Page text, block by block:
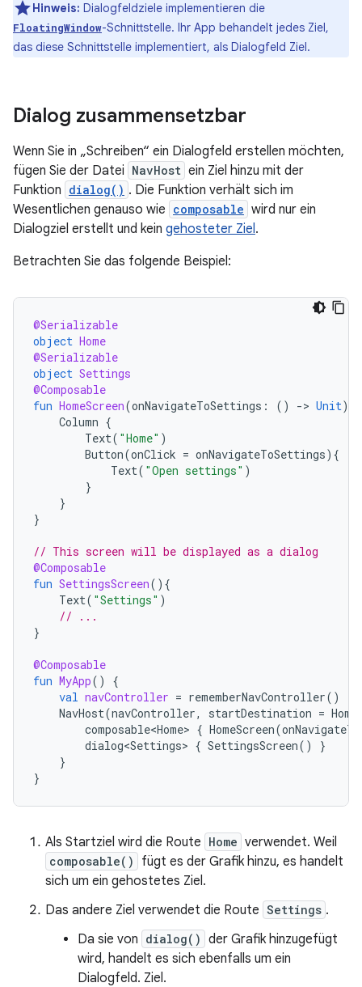
Hinweis: Dialogfeldziele implementieren die
FloatingWindow-Schnittstelle. Ihr App behandelt jedes Ziel,
das diese Schnittstelle implementiert, als Dialogfeld Ziel.
Dialog zusammensetzbar
Wenn Sie in „Schreiben“ ein Dialogfeld erstellen möchten,
fügen Sie der Datei NavHost ein Ziel hinzu mit der
Funktion dialog() . Die Funktion verhält sich im
Wesentlichen genauso wie composable wird nur ein
Dialogziel erstellt und kein gehosteter Ziel.
Betrachten Sie das folgende Beispiel:
@Serializable
object Home
@Serializable
object Settings
@Composable
fun HomeScreen(onNavigateToSettings : () -> Unit){
Column {
Text( "Home" )
Button(onClick = onNavigateToSettings){
Text( "Open settings" )
}
}
}
// This screen will be displayed as a dialog
@Composable
fun SettingsScreen(){
Text( "Settings" )
// ...
}
@Composable
fun MyApp()
{
val navController = rememberNavController()
NavHost(navController, startDestination = Home
composable<Home> { HomeScreen(
dialog<Settings> { SettingsScreen()
}
}
}
Als Startziel wird die Route Home verwendet. Weil
composable()
fügt es der Grafik hinzu, es handelt
sich um ein gehostetes Ziel.
Das andere Ziel verwendet die Route Settings .
Da sie von dialog() der Grafik hinzugefügt
wird, handelt es sich ebenfalls um ein
Dialogfeld. Ziel.